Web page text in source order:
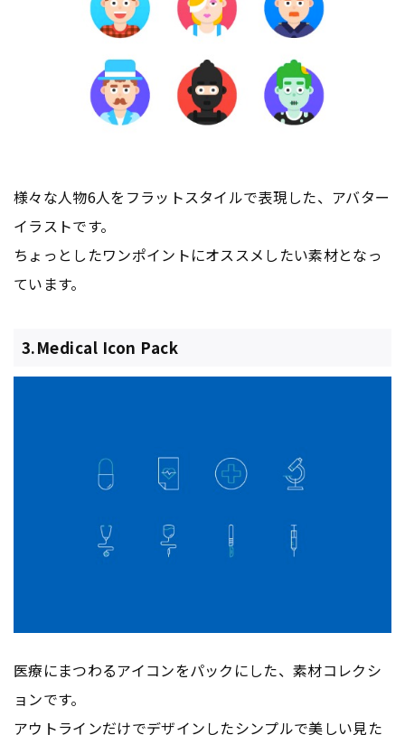
様々な人物6人をフラットスタイルで表現した、アバター
イラストです。
ちょっとしたワンポイントにオススメしたい素材となっ
ています。
3.Medical Icon Pack
医療にまつわるアイコンをパックにした、素材コレクシ
ョンです。
アウトラインだけでデザインしたシンプルで美しい見た